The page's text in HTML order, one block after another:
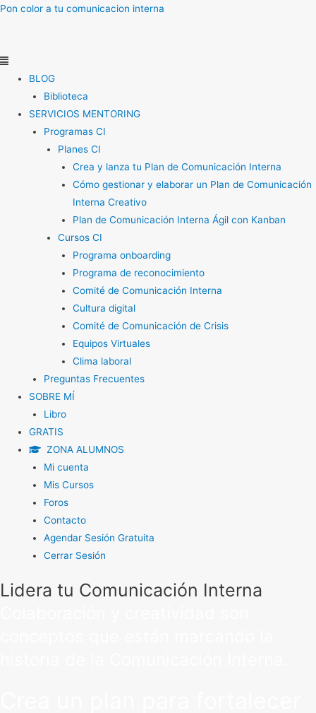
Ir
Pon color a tu comunicacion interna
Menú
BLOG
Biblioteca
SERVICIOS MENTORING
Programas CI
Planes CI
Crea y lanza tu Plan de Comunicación Interna
Cómo gestionar y elaborar un Plan de Comunicación
Interna Creativo
Plan de Comunicación Interna Ágil con Kanban
Cursos CI
Programa onboarding
Programa de reconocimiento
Comité de Comunicación Interna
Cultura digital
Comité de Comunicación de Crisis
Equipos Virtuales
Clima laboral
Preguntas Frecuentes
SOBRE MÍ
Libro
GRATIS
ZONA ALUMNOS
Mi cuenta
Mis Cursos
Foros
Contacto
Agendar Sesión Gratuita
Cerrar Sesión
Lidera tu Comunicación Interna